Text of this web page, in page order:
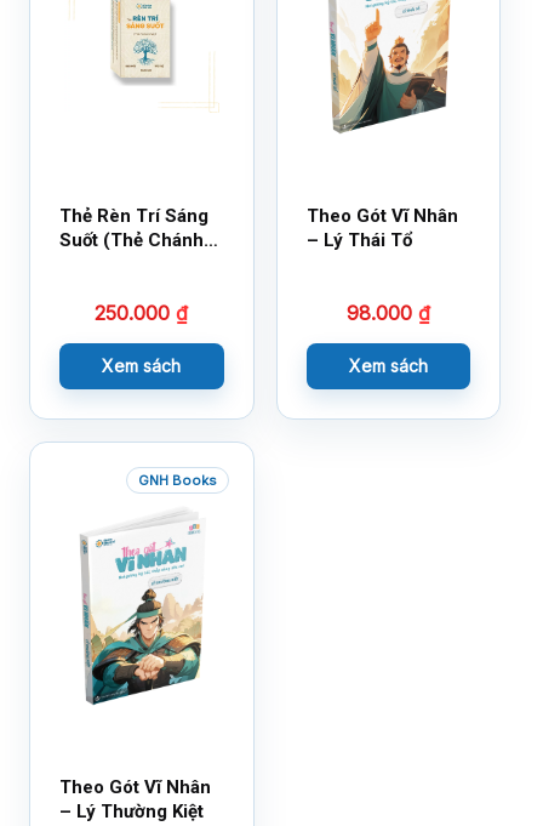
Thẻ Rèn Trí Sáng
Suốt (Thẻ Chánh
250.000₫
Xem sách
Theo Gót Vĩ Nhân
– Lý Thái Tổ
98.000 ₫
Xem sách
GNH Books
Theo Gót Vĩ Nhân
– Lý Thường Kiệt